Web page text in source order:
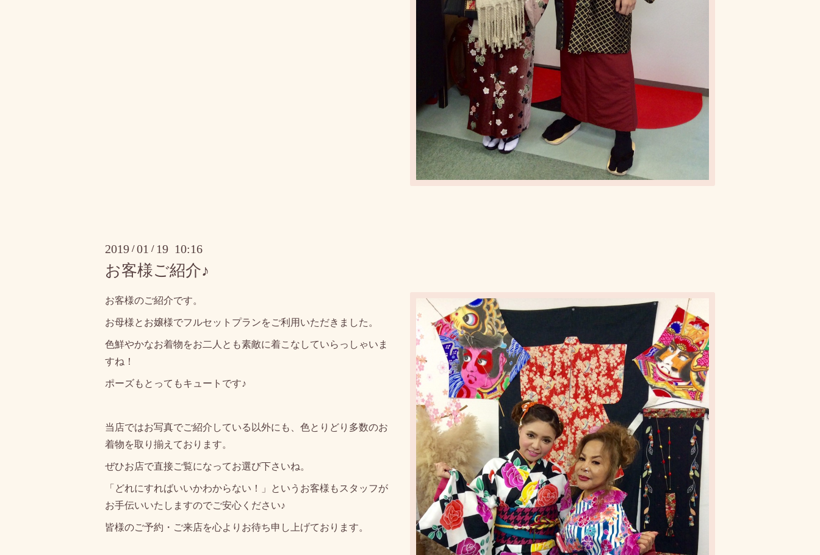
2019 /01 / 19 10:16
お客様ご紹介♪
お客様のご紹介です。
お母様とお嬢様でフルセットプランをご利用いただきました。
色鮮やかなお着物をお二人とも素敵に着こなしていらっしゃいま
すね！
ポーズもとってもキュートです♪
当店ではお写真でご紹介している以外にも、色とりどり多数のお
着物を取り揃えております。
ぜひお店で直接ご覧になってお選び下さいね。
「どれにすればいいかわからない！」というお客様もスタッフが
お手伝いいたしますのでご安心ください♪
皆様のご予約・ご来店を心よりお待ち申し上げております。